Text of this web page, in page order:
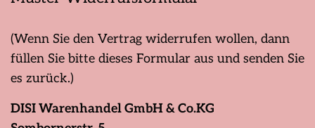
(Wenn Sie den Vertrag widerrufen wollen, dann
füllen Sie bitte dieses Formular aus und senden Sie
es zurück.)
DISI Warenhandel GmbH & Co.KG